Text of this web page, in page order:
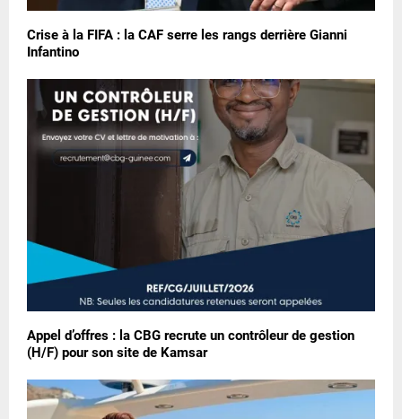
Crise à la FIFA : la CAF serre les rangs derrière Gianni
Infantino
Appel d’offres : la CBG recrute un contrôleur de gestion
(H/F) pour son site de Kamsar